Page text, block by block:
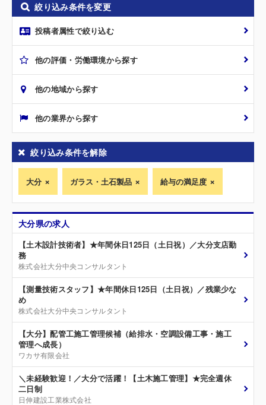
絞り込み条件を変更
投稿者属性で絞り込む
他の評価・労働環境から探す
他の地域から探す
他の業界から探す
絞り込み条件を解除
大分 ガラス・土石製品 給与の満足度
大分県の求人
【土木設計技術者】★年間休日125日（土日祝）／大分支店勤
務
株式会社大分中央コンサルタント
【測量技術スタッフ】★年間休日125日（土日祝）／残業少な
め
株式会社大分中央コンサルタント
【大分】配管工施工管理候補（給排水・空調設備工事・施工
管理へ成長）
ワカサ有限会社
＼未経験歓迎！／大分で活躍！【土木施工管理】★完全週休
二日制
日伸建設工業株式会社